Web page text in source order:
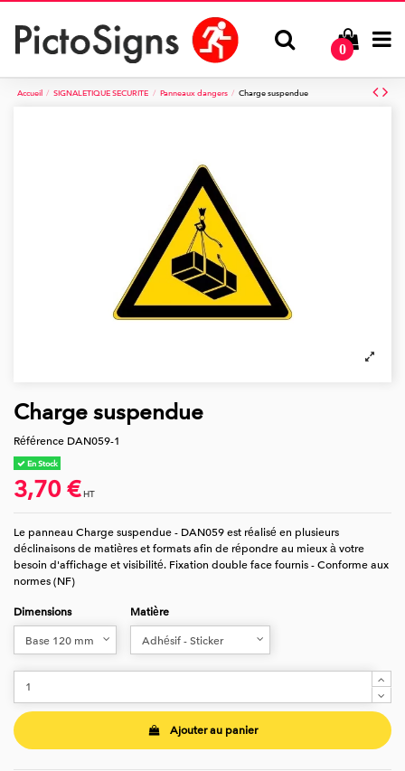
0
Accueil SIGNALETIQUE SECURITE Panneaux dangers Charge suspendue
Charge suspendue
Référence DAN059-1
En Stock
3,70 € HT
Le panneau Charge suspendue - DAN059 est réalisé en plusieurs
déclinaisons de matières et formats afin de répondre au mieux à votre
besoin d'affichage et visibilité. Fixation double face fournis - Conforme aux
normes (NF)
Dimensions Matière
Ajouter au panier